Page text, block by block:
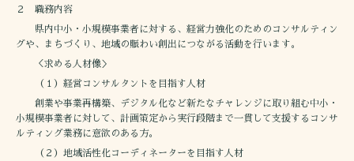
２ 職務内容
県内中小・小規模事業者に対する、経営力強化のためのコンサルティン
グや、まちづくり、地域の賑わい創出につながる活動を行います。
＜求める人材像＞
（１）経営コンサルタントを目指す人材
創業や事業再構築、デジタル化など新たなチャレンジに取り組む中小・
小規模事業者に対して、計画策定から実行段階まで一貫して支援するコンサ
ルティング業務に意欲のある方。
（２）地域活性化コーディネーターを目指す人材